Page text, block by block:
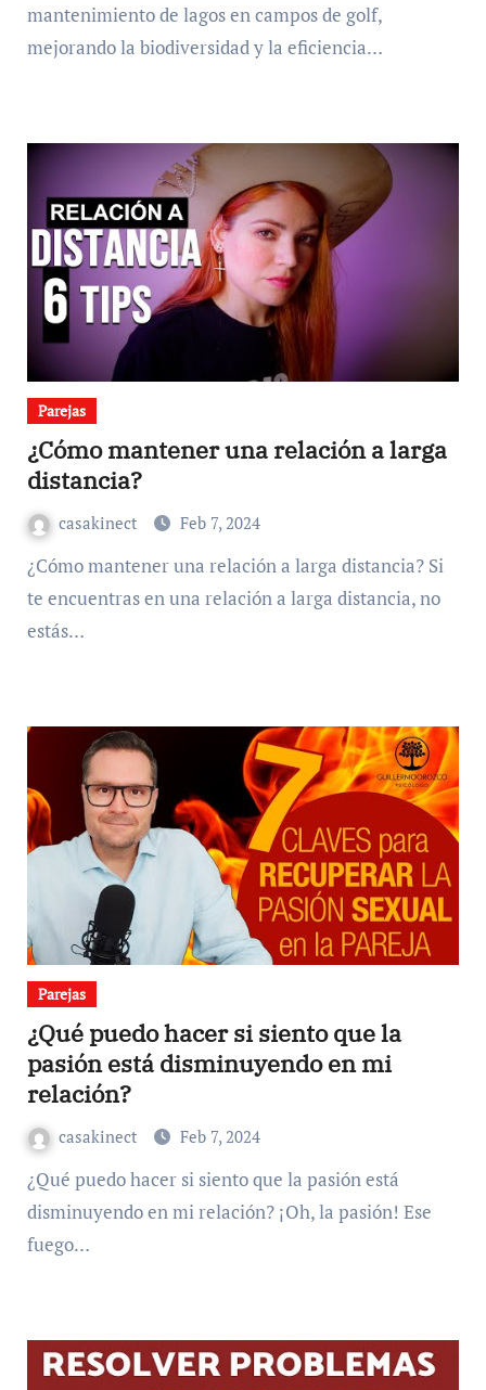
mantenimiento de lagos en campos de golf,
mejorando la biodiversidad y la eficiencia…
Parejas
¿Cómo mantener una relación a larga
distancia?
casakinect Feb 7, 2024
¿Cómo mantener una relación a larga distancia? Si
te encuentras en una relación a larga distancia, no
estás…
Parejas
¿Qué puedo hacer si siento que la
pasión está disminuyendo en mi
relación?
casakinect Feb 7, 2024
¿Qué puedo hacer si siento que la pasión está
disminuyendo en mi relación? ¡Oh, la pasión! Ese
fuego…